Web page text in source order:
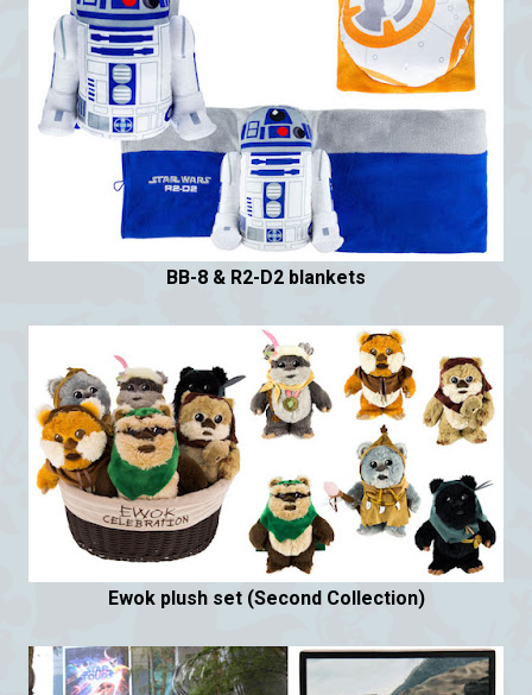
BB-8 & R2-D2 blankets
Ewok plush set (Second Collection)